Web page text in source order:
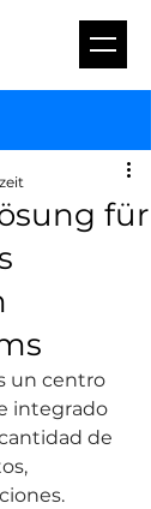
für
un centro
integrado
de